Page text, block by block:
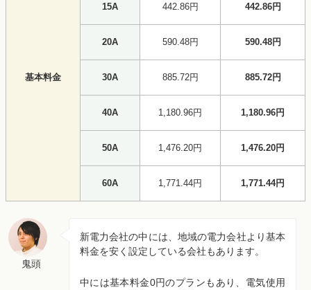
基本料金
15A 442.86円 442.86円
20A 590.48円 590.48円
30A 885.72円 885.72円
40A 1,180.96円 1,180.96円
50A 1,476.20円 1,476.20円
60A 1,771.44円 1,771.44円
鬼頭
新電力会社の中には、地域の電力会社より基本
料金を安く設定している会社もあります。
中には基本料金0円のプランもあり、電気使用